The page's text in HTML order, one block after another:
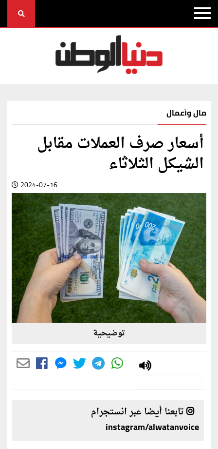
مال وأعمال
أسعار صرف العملات مقابل
الشيكل الثلاثاء
2024-07-16
توضيحية
تابعنا أيضا عبر انستجرام
instagram/alwatanvoice